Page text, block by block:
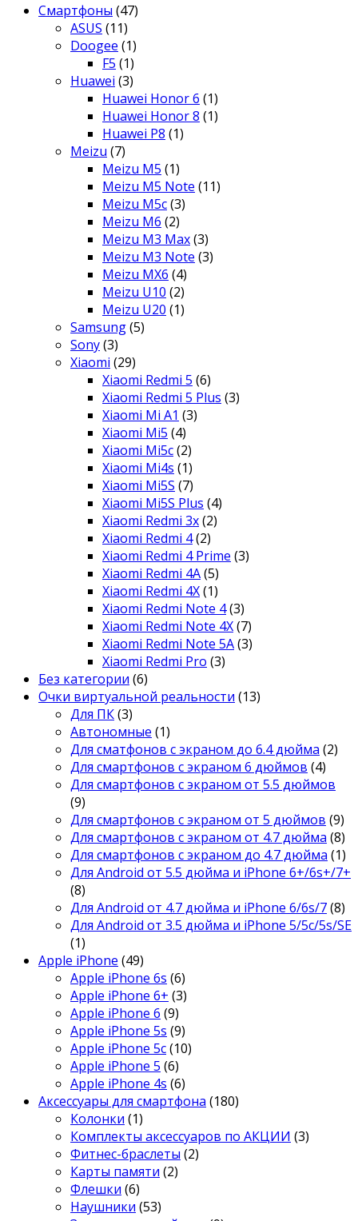
Смартфоны (47)
ASUS (11)
Doogee (1)
F5 (1)
Huawei (3)
Huawei Honor 6 (1)
Huawei Honor 8 (1)
Huawei P8 (1)
Meizu (7)
Meizu M5 (1)
Meizu M5 Note (11)
Meizu M5c(3)
Meizu M6 (2)
Meizu M3 Max(3)
Meizu M3 Note (3)
Meizu MX6 (4)
Meizu U10 (2)
Meizu U20 (1)
Samsung(5)
Sony(3)
Xiaomi (29)
Xiaomi Redmi 5 (6)
Xiaomi Redmi 5 Plus (3)
Xiaomi Mi A1 (3)
Xiaomi Mi5 (4)
Xiaomi Mi5c(2)
Xiaomi Mi4s (1)
Xiaomi Mi5S (7)
Xiaomi Mi5S Plus (4)
Xiaomi Redmi 3x(2)
Xiaomi Redmi 4(2)
Xiaomi Redmi 4 Prime (3)
Xiaomi Redmi 4A(5)
Xiaomi Redmi 4X(1)
Xiaomi Redmi Note 4(3)
Xiaomi Redmi Note 4X(7)
Xiaomi Redmi Note 5A(3)
Xiaomi Redmi Pro (3)
Без категории (6)
Очки виртуальной реальности (13)
Для ПК(3)
Автономные (1)
Для сматфонов с экраном до 6.4 дюйма (2)
Для смартфонов с экраном 6 дюймов (4)
Для смартфонов с экраном от 5.5 дюймов
(9)
Для смартфонов с экраном от 5 дюймов (9)
Для смартфонов с экраном от 4.7 дюйма (8)
Для смартфонов с экраном до 4.7 дюйма (1)
Для Android от 5.5 дюйма и iPhone 6+/6s+/7+
(8)
Для Android от 4.7 дюйма и iPhone 6/6s/7(8)
Для Android от 3.5 дюйма и iPhone 5/5c/5s/SE
(1)
Apple iPhone (49)
Apple iPhone 6s (6)
Apple iPhone 6+ (3)
Apple iPhone 6 (9)
Apple iPhone 5s (9)
Apple iPhone 5c(10)
Apple iPhone 5 (6)
Apple iPhone 4s (6)
Аксессуары для смартфона (180)
Колонки (1)
Комплекты аксессуаров по АКЦИИ (3)
Фитнес-браслеты (2)
Карты памяти (2)
Флешки (6)
Наушники (53)